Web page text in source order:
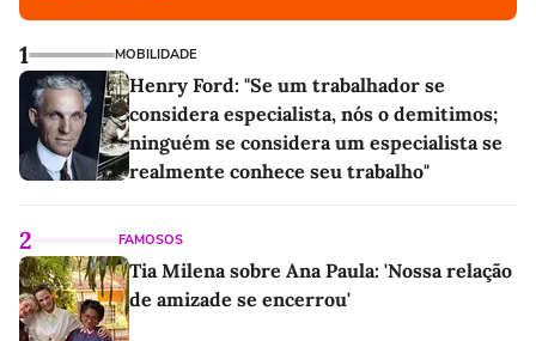
1 MOBILIDADE
Henry Ford: "Se um trabalhador se
considera especialista, nós o demitimos;
ninguém se considera um especialista se
realmente conhece seu trabalho"
2 FAMOSOS
Tia Milena sobre Ana Paula: 'Nossa relação
de amizade se encerrou'